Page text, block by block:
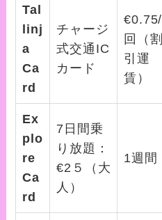
Tal
linj
a
Ca
rd
チャージ
式交通IC
カード
€0.75/
回（割
引運
賃）
Ex
plo
re
Ca
rd
7日間乗
り放題：
€2５（大
人）
1週間